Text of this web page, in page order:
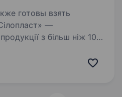
готовы взять
з більш ніж 10-